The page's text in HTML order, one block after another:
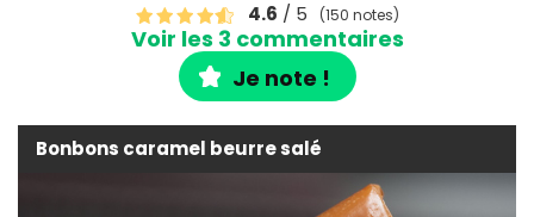
4.6 / 5 (150 notes)
Voir les 3 commentaires
Je note !
Bonbons caramel beurre salé